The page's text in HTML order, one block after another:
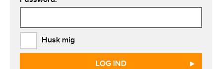
Husk mig
LOG IND